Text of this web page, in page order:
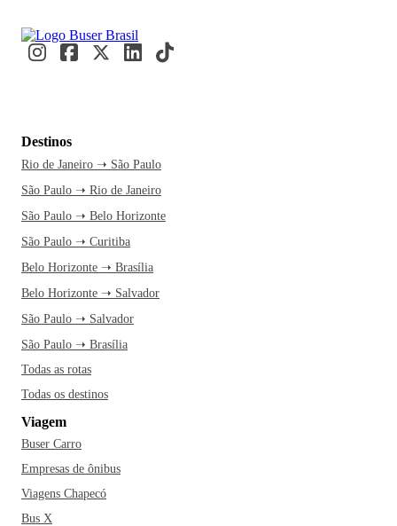
Destinos
Rio de Janeiro ➝ São Paulo
São Paulo ➝ Rio de Janeiro
São Paulo ➝ Belo Horizonte
São Paulo ➝ Curitiba
Belo Horizonte ➝ Brasília
Belo Horizonte ➝ Salvador
São Paulo ➝ Salvador
São Paulo ➝ Brasília
Todas as rotas
Todas os destinos
Viagem
Buser Carro
Empresas de ônibus
Viagens Chapecó
Bus X